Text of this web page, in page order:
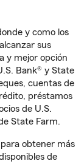
y como los
sus
y mejor opción
Bank® y State
cuentas de
préstamos
de U.S.
State Farm.
para obtener más
de